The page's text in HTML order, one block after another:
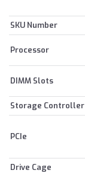
SKU Number
Processor
DIMM Slots
Storage Controller
PCIe
Drive Cage